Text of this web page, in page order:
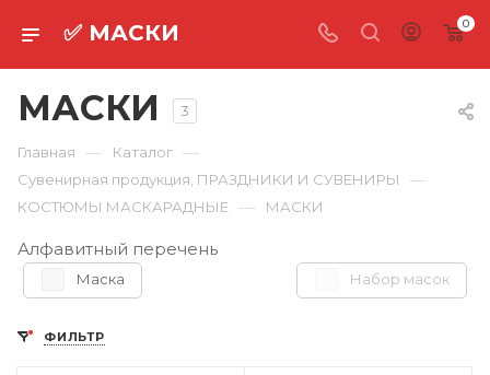
✅ МАСКИ 0
МАСКИ 3
Главная — Каталог —
Сувенирная продукция, ПРАЗДНИКИ И СУВЕНИРЫ —
КОСТЮМЫ МАСКАРАДНЫЕ — МАСКИ
Алфавитный перечень
Маска Набор масок
ФИЛЬТР